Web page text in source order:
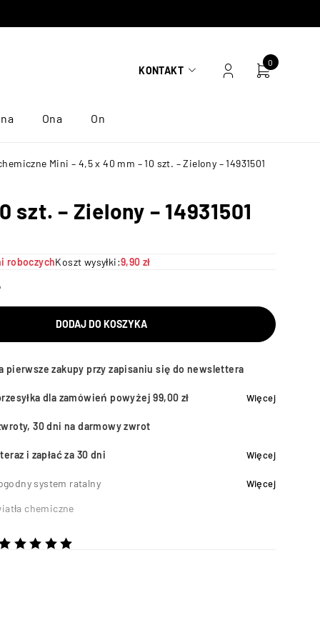
KONTAKT
0
Ona On
– Zielony – 14931501
Mini – 4,5 x 40 mm – 10 szt. – Zielony – 14931501
roboczychKoszt wysyłki:9,90 zł
DODAJ DO KOSZYKA
pierwsze zakupy przy zapisaniu się do newslettera
dla zamówień powyżej 99,00 zł Więcej
30 dni na darmowy zwrot
i zapłać za 30 dni Więcej
system ratalny Więcej
chemiczne